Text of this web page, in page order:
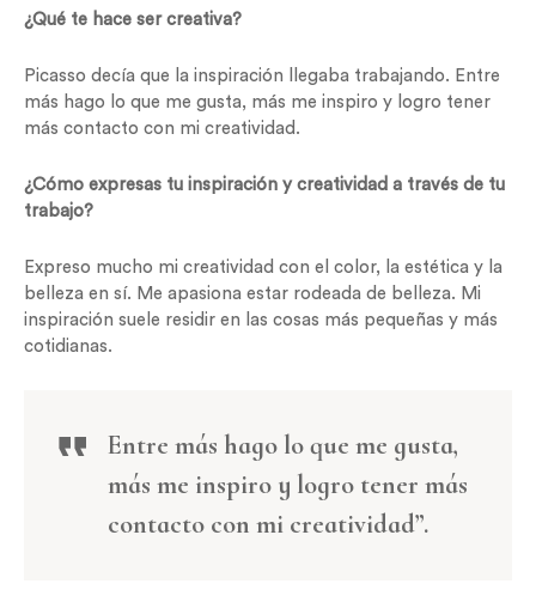
¿Qué te hace ser creativa?
Picasso decía que la inspiración llegaba trabajando. Entre
más hago lo que me gusta, más me inspiro y logro tener
más contacto con mi creatividad.
¿Cómo expresas tu inspiración y creatividad a través de tu
trabajo?
Expreso mucho mi creatividad con el color, la estética y la
belleza en sí. Me apasiona estar rodeada de belleza. Mi
inspiración suele residir en las cosas más pequeñas y más
cotidianas.
Entre más hago lo que me gusta,
más me inspiro y logro tener más
contacto con mi creatividad”.